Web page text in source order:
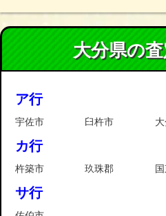
大分県の
ア行
宇佐市 臼杵市
カ行
杵築市 玖珠郡
サ行